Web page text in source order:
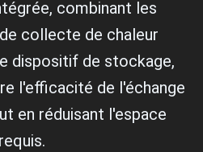
combinant les
collecte de chaleur
dispositif de stockage,
l'efficacité de l'échange
en réduisant l'espace